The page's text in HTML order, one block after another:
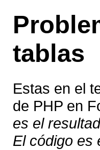
tablas
Estas en el
de PHP en
es el
El código es